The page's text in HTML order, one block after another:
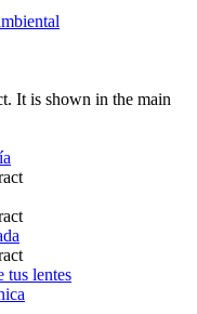
It is shown in the main
tus lentes